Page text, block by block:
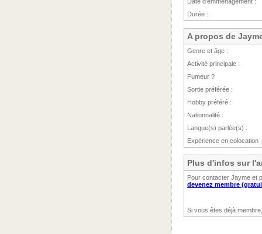
Durée :
A propos de
Genre et âge :
Activité principale :
Fumeur ?
Sortie préférée :
Hobby préféré :
Nationnalité :
Langue(s) parlée(s) :
Expérience en colocation :
Plus d'infos sur
Pour contacter Jayme et
devenez membre
Si vous êtes déjà